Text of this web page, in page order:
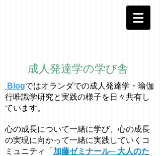
成人発達学の学び舎
Blogではオラ ンダでの成人発達学・ 瑜伽
行唯識学研究と実践の様子を日々共有し
ています。
心の成長について一緒に学び、心の成長
の実現に向かって一緒に実践していくコ
ミュニティ「 加藤ゼミナール─ 大人のた